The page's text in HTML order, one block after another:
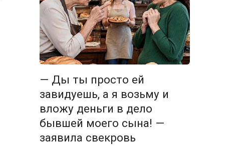
— Ды ты просто ей
завидуешь, а я возьму и
вложу деньги в дело
бывшей моего сына! —
заявила свекровь